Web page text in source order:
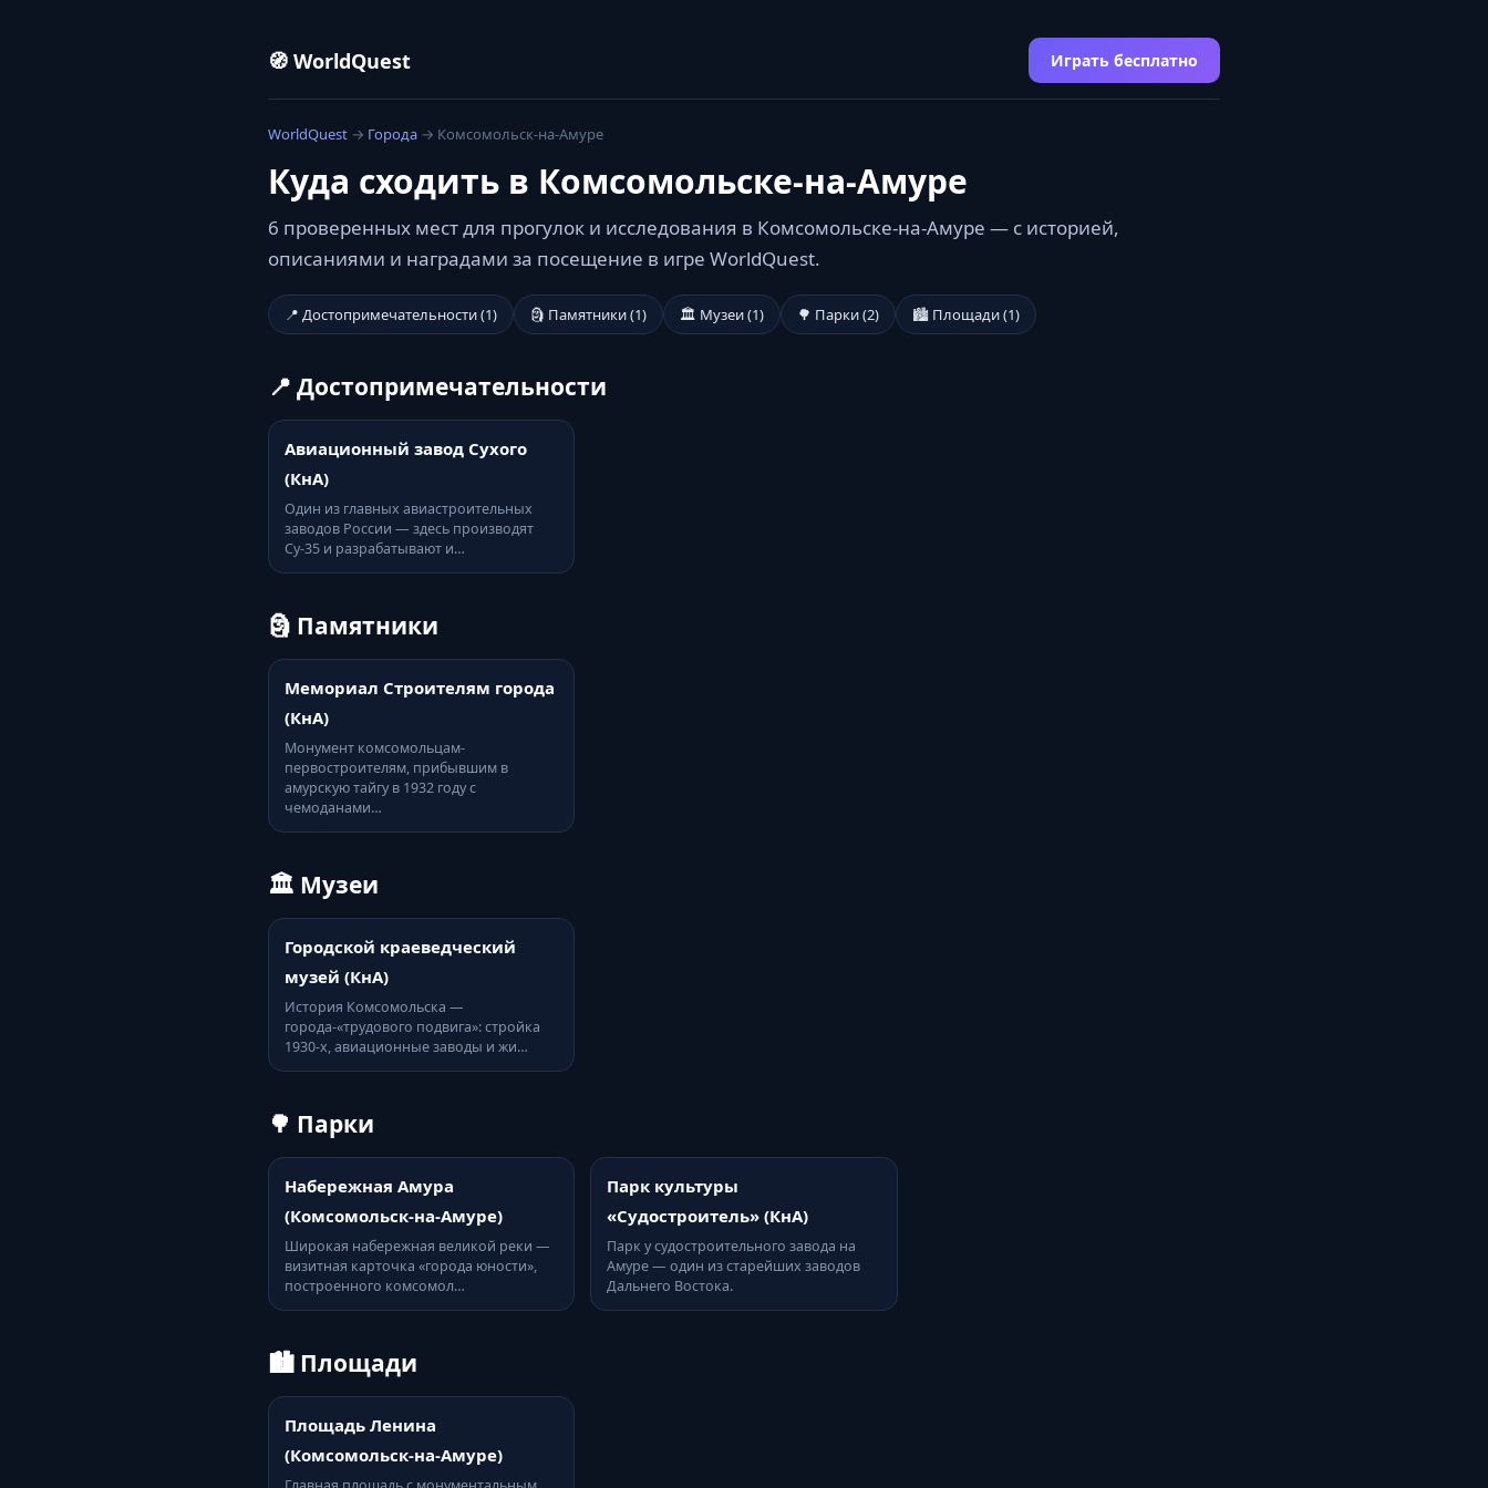
🧭 WorldQuest Играть бесплатно
WorldQuest → Города → Комсомольск-на-Амуре
Куда сходить в Комсомольске-на-Амуре
6 проверенных мест для прогулок и исследования в Комсомольске-на-Амуре — с историей,
описаниями и наградами за посещение в игре WorldQuest.
📍 Достопримечательности (1) 🗿 Памятники (1) 🏛️ Музеи (1) 🌳 Парки (2) 🏙️ Площади (1)
📍 Достопримечательности
Авиационный завод Сухого
(КнА)
Один из главных авиастроительных
заводов России — здесь производят
Су-35 и разрабатывают и…
🗿 Памятники
Мемориал Строителям города
(КнА)
Монумент комсомольцам-
первостроителям, прибывшим в
амурскую тайгу в 1932 году с
чемоданами…
🏛️ Музеи
Городской краеведческий
музей (КнА)
История Комсомольска —
города-«трудового подвига»: стройка
1930-х, авиационные заводы и жи…
🌳 Парки
Набережная Амура
(Комсомольск-на-Амуре)
Широкая набережная великой реки —
визитная карточка «города юности»,
построенного комсомол…
Парк культуры
«Судостроитель» (КнА)
Парк у судостроительного завода на
Амуре — один из старейших заводов
Дальнего Востока.
🏙️ Площади
Площадь Ленина
(Комсомольск-на-Амуре)